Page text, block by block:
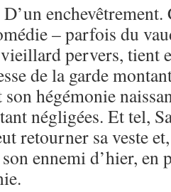
enchevêtrement.
– parfois du
pervers, tient
de la garde
hégémonie
négligées. Et tel,
retourner sa veste
ennemi d’hier,